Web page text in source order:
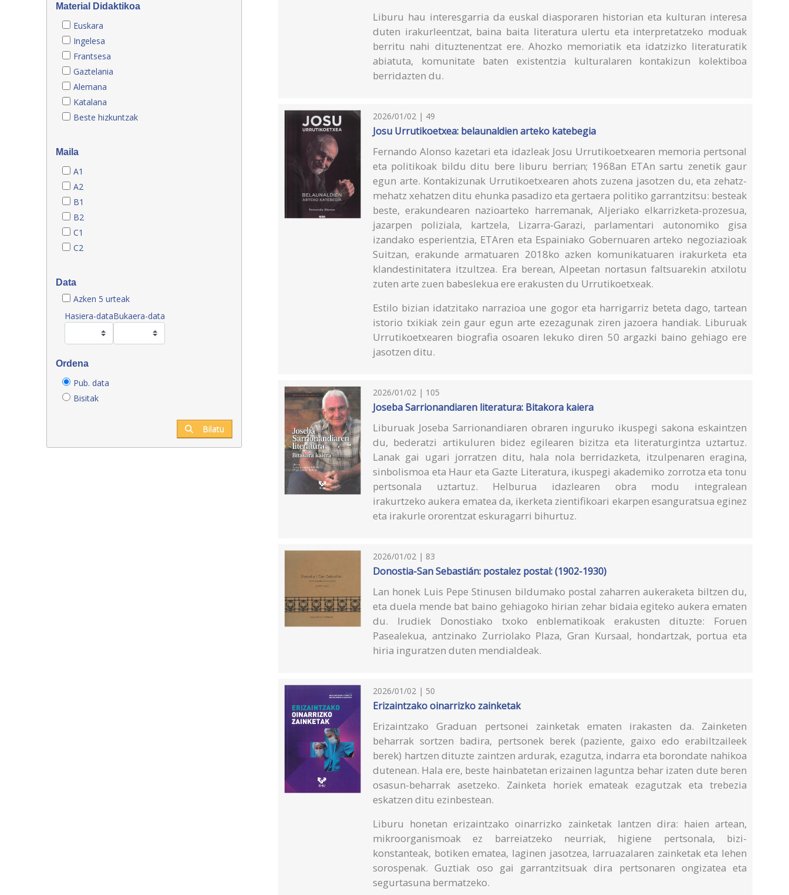
Material Didaktikoa
Euskara
Ingelesa
Frantsesa
Gaztelania
Alemana
Katalana
Beste hizkuntzak
Maila
A1
A2
B1
B2
C1
C2
Data
Azken 5 urteak
Hasiera-dataBukaera-data
Ordena
Pub. data
Bisitak
Bilatu
Liburu hau interesgarria da euskal diasporaren historian eta kulturan interesa
duten irakurleentzat, baina baita literatura ulertu eta interpretatzeko moduak
berritu nahi dituztenentzat ere. Ahozko memoriatik eta idatzizko literaturatik
abiatuta, komunitate baten existentzia kulturalaren kontakizun kolektiboa
berridazten du.
2026/01/02 | 49
Josu Urrutikoetxea: belaunaldien arteko katebegia
Fernando Alonso kazetari eta idazleak Josu Urrutikoetxearen memoria pertsonal
eta politikoak bildu ditu bere liburu berrian; 1968an ETAn sartu zenetik gaur
egun arte. Kontakizunak Urrutikoetxearen ahots zuzena jasotzen du, eta zehatz-
mehatz xehatzen ditu ehunka pasadizo eta gertaera politiko garrantzitsu: besteak
beste, erakundearen nazioarteko harremanak, Aljeriako elkarrizketa-prozesua,
jazarpen poliziala, kartzela, Lizarra-Garazi, parlamentari autonomiko gisa
izandako esperientzia, ETAren eta Espainiako Gobernuaren arteko negoziazioak
Suitzan, erakunde armatuaren 2018ko azken komunikatuaren irakurketa eta
klandestinitatera itzultzea. Era berean, Alpeetan nortasun faltsuarekin atxilotu
zuten arte zuen babeslekua ere erakusten du Urrutikoetxeak.
Estilo bizian idatzitako narrazioa une gogor eta harrigarriz beteta dago, tartean
istorio txikiak zein gaur egun arte ezezagunak ziren jazoera handiak. Liburuak
Urrutikoetxearen biografia osoaren lekuko diren 50 argazki baino gehiago ere
jasotzen ditu.
2026/01/02 | 105
Joseba Sarrionandiaren literatura: Bitakora kaiera
Liburuak Joseba Sarrionandiaren obraren inguruko ikuspegi sakona eskaintzen
du, bederatzi artikuluren bidez egilearen bizitza eta literaturgintza uztartuz.
Lanak gai ugari jorratzen ditu, hala nola berridazketa, itzulpenaren eragina,
sinbolismoa eta Haur eta Gazte Literatura, ikuspegi akademiko zorrotza eta tonu
pertsonala uztartuz. Helburua idazlearen obra modu integralean
irakurtzeko aukera ematea da, ikerketa zientifikoari ekarpen esanguratsua eginez
eta irakurle ororentzat eskuragarri bihurtuz.
2026/01/02 | 83
Donostia-San Sebastián: postalez postal: (1902-1930)
Lan honek Luis Pepe Stinusen bildumako postal zaharren aukeraketa biltzen du,
eta duela mende bat baino gehiagoko hirian zehar bidaia egiteko aukera ematen
du. Irudiek Donostiako txoko enblematikoak erakusten dituzte: Foruen
Pasealekua, antzinako Zurriolako Plaza, Gran Kursaal, hondartzak, portua eta
hiria inguratzen duten mendialdeak.
2026/01/02 | 50
Erizaintzako oinarrizko zainketak
Erizaintzako Graduan pertsonei zainketak ematen irakasten da. Zainketen
beharrak sortzen badira, pertsonek berek (paziente, gaixo edo erabiltzaileek
berek) hartzen dituzte zaintzen ardurak, ezagutza, indarra eta borondate nahikoa
dutenean. Hala ere, beste hainbatetan erizainen laguntza behar izaten dute beren
osasun-beharrak asetzeko. Zainketa horiek emateak ezagutzak eta trebezia
eskatzen ditu ezinbestean.
Liburu honetan erizaintzako oinarrizko zainketak lantzen dira: haien artean,
mikroorganismoak ez barreiatzeko neurriak, higiene pertsonala, bizi-
konstanteak, botiken ematea, laginen jasotzea, larruazalaren zainketak eta lehen
sorospenak. Guztiak oso gai garrantzitsuak dira pertsonaren ongizatea eta
segurtasuna bermatzeko.